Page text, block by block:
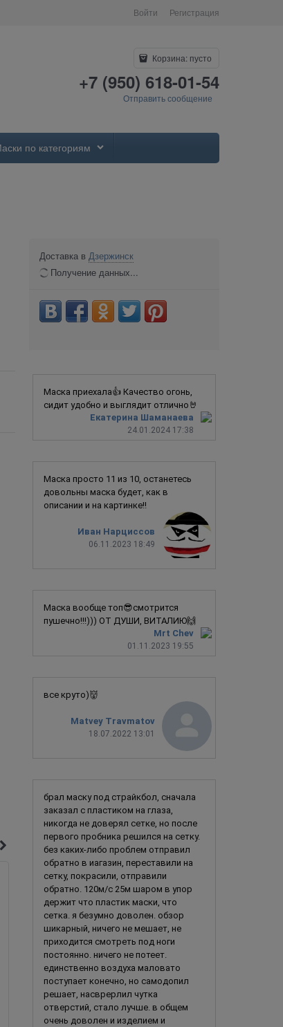
Войти Регистрация
Корзина: пусто
+7 (950) 618-01-54
Отправить сообщение
по категориям
Доставка в Дзержинск
Получение данных...
Екатерина Шаманаева
24.01.2024 17:38
Маска приехала👍 Качество огонь,
сидит удобно и выглядит отлично🤘
Иван Нарциссов
06.11.2023 18:49
Маска просто 11 из 10, останетесь
довольны маска будет, как в
описании и на картинке!!
Mrt Chev
01.11.2023 19:55
Маска вообще топ😎смотрится
пушечно!!!))) ОТ ДУШИ, ВИТАЛИЮ🙌
Matvey Travmatov
18.07.2022 13:01
все круто)👹
брал маску под страйкбол, сначала
заказал с пластиком на глаза,
никогда не доверял сетке, но после
первого пробника решился на сетку.
без каких-либо проблем отправил
обратно в иагазин, переставили на
сетку, покрасили, отправили
обратно. 120м/с 25м шаром в упор
держит что пластик маски, что
сетка. я безумно доволен. обзор
шикарный, ничего не мешает, не
приходится смотреть под ноги
постоянно. ничего не потеет.
единственно воздуха маловато
поступает конечно, но самодопил
решает, насврерлил чутка
отверстий, стало лучше. в общем
очень доволен и изделием и